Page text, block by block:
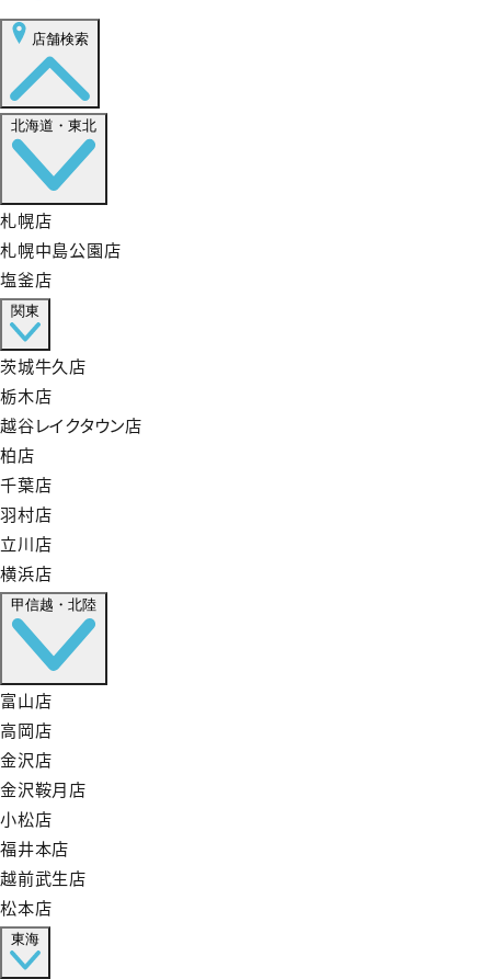
店舗検索
北海道・東北
札幌店
札幌中島公園店
塩釜店
関東
茨城牛久店
栃木店
越谷レイクタウン店
柏店
千葉店
羽村店
立川店
横浜店
甲信越・北陸
富山店
高岡店
金沢店
金沢鞍月店
小松店
福井本店
越前武生店
松本店
東海